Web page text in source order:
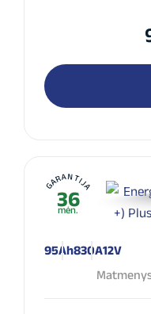
GARANTIJA
36
mėn.
95Ah830A12V